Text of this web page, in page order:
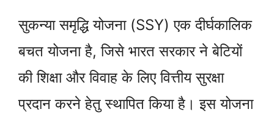
सुकन्या समृद्धि योजना (SSY) एक दीर्घकालिक
बचत योजना है, जिसे भारत सरकार ने बेटियों
की शिक्षा और विवाह के लिए वित्तीय सुरक्षा
प्रदान करने हेतु स्थापित किया है। इस योजना